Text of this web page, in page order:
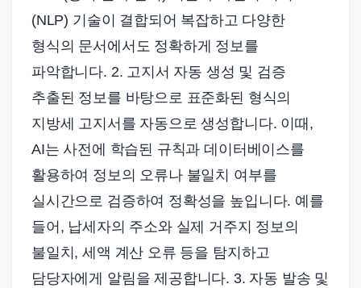
(NLP) 기술이 결합되어 복잡하고 다양한
형식의 문서에서도 정확하게 정보를
파악합니다. 2. 고지서 자동 생성 및 검증
추출된 정보를 바탕으로 표준화된 형식의
지방세 고지서를 자동으로 생성합니다. 이때,
AI는 사전에 학습된 규칙과 데이터베이스를
활용하여 정보의 오류나 불일치 여부를
실시간으로 검증하여 정확성을 높입니다. 예를
들어, 납세자의 주소와 실제 거주지 정보의
불일치, 세액 계산 오류 등을 탐지하고
담당자에게 알림을 제공합니다. 3. 자동 발송 및